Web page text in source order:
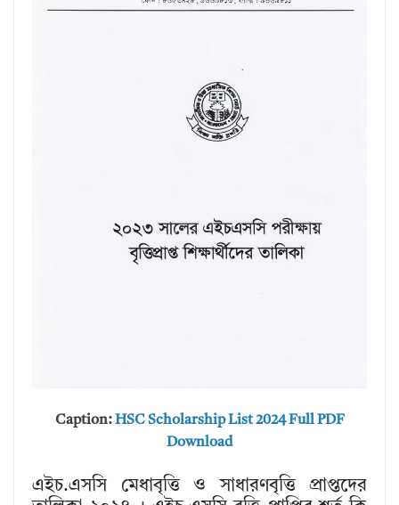
Caption:HSC Scholarship List 2024 Full PDF
Download
এইচ.এসসি মেধাবৃত্তি ও সাধারণবৃত্তি প্রাপ্তদের